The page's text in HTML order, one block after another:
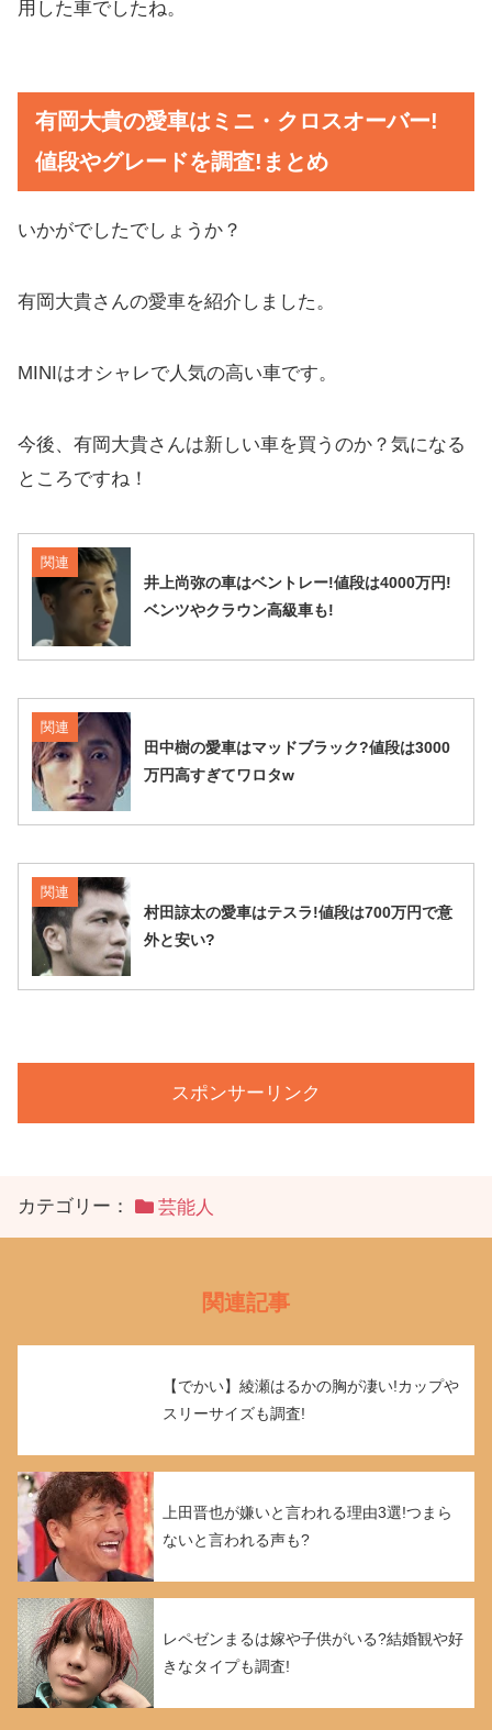
用した車でしたね。
有岡大貴の愛車はミニ・クロスオーバー!
値段やグレードを調査!まとめ
いかがでしたでしょうか？
有岡大貴さんの愛車を紹介しました。
MINIはオシャレで人気の高い車です。
今後、有岡大貴さんは新しい車を買うのか？気になる
ところですね！
関連
井上尚弥の車はベントレー!値段は4000万円!
ベンツやクラウン高級車も!
関連
田中樹の愛車はマッドブラック?値段は3000
万円高すぎてワロタw
関連
村田諒太の愛車はテスラ!値段は700万円で意
外と安い?
スポンサーリンク
カテゴリー： 芸能人
関連記事
【でかい】綾瀬はるかの胸が凄い!カップや
スリーサイズも調査!
上田晋也が嫌いと言われる理由3選!つまら
ないと言われる声も?
レペゼンまるは嫁や子供がいる?結婚観や好
きなタイプも調査!